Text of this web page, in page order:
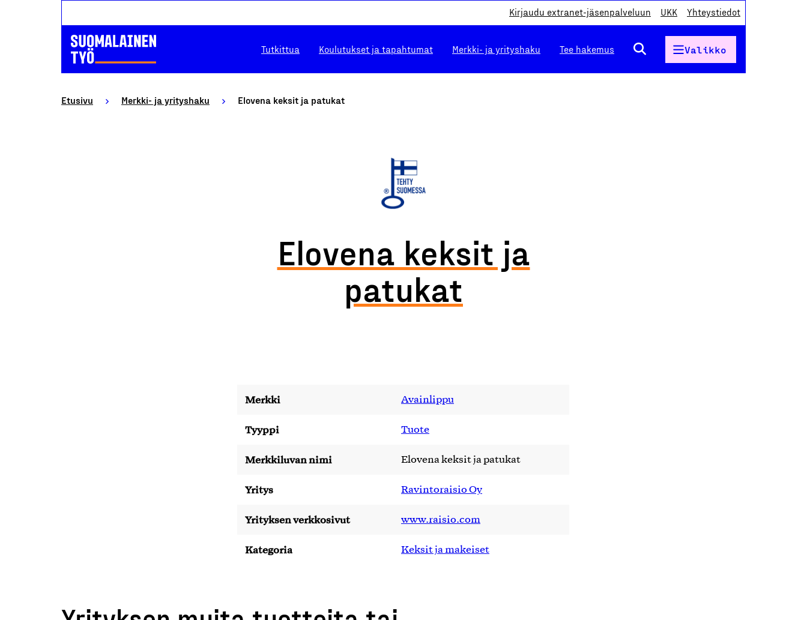
Kirjaudu extranet-jäsenpalveluun UKK Yhteystiedot
Tutkittua Koulutukset ja tapahtumat Merkki- ja yrityshaku Tee hakemus Valikko
Etusivu Merkki- ja yrityshaku Elovena keksit ja patukat
Elovena keksit ja
patukat
Merkki Avainlippu
Tyyppi Tuote
Merkkiluvan nimi Elovena keksit ja patukat
Yritys Ravintoraisio Oy
Yrityksen verkkosivut www.raisio.com
Kategoria Keksit ja makeiset